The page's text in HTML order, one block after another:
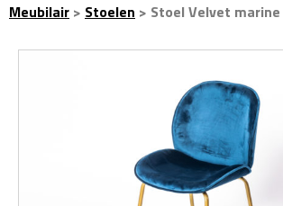
Meubilair > Stoelen > Stoel Velvet marine